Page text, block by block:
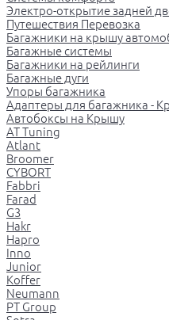
Электро-открытие задней
Путешествия Перевозка
Багажники на крышу
Багажные системы
Багажники на рейлинги
Багажные дуги
Упоры багажника
Адаптеры для багажника -
Автобоксы на Крышу
AT Tuning
Atlant
Broomer
CYBORT
Fabbri
Farad
G3
Hakr
Hapro
Inno
Junior
Koffer
Neumann
PT Group